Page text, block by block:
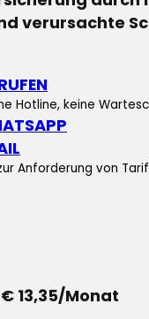
verursachte
Hotline, keine
Anforderung von
13,35/Monat